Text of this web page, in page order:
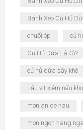
Bánh Xèo Củ Hủ
chuối ép củ
Củ Hủ Dừa Là Gì?
củ hủ dừa sấy khô
Lẩu vịt xiêm nấu
mon an de nau
mon ngon hang